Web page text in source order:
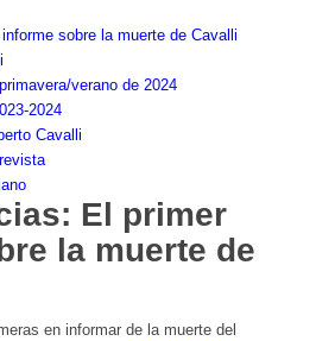
sobre la muerte de Cavalli
verano de 2024
2024
Cavalli
El primer
la muerte de
en informar de la muerte del